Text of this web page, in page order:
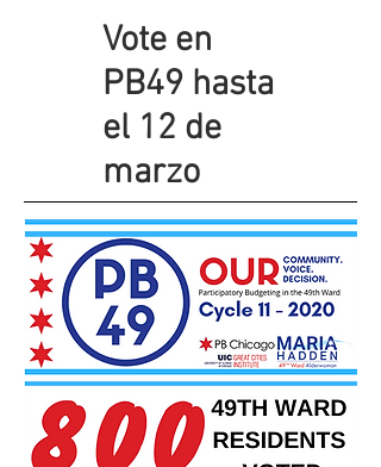
Vote en
PB49 hasta
el 12 de
marzo